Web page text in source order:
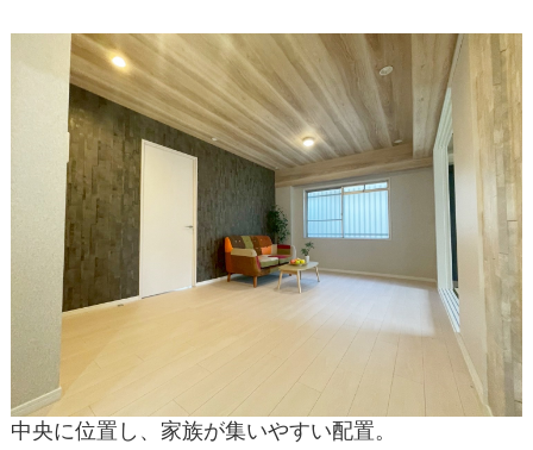
中央に位置し、家族が集いやすい配置。